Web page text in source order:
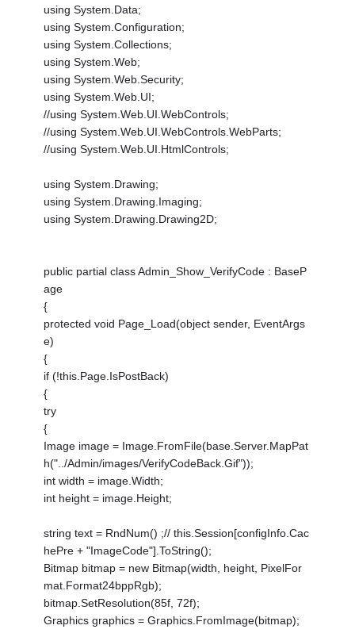
using System.Data;
using System.Configuration;
using System.Collections;
using System.Web;
using System.Web.Security;
using System.Web.UI;
//using System.Web.UI.WebControls;
//using System.Web.UI.WebControls.WebParts;
//using System.Web.UI.HtmlControls;
using System.Drawing;
using System.Drawing.Imaging;
using System.Drawing.Drawing2D;
public partial class Admin_Show_VerifyCode : BaseP
age
{
protected void Page_Load(object sender, EventArgs
e)
{
if (!this.Page.IsPostBack)
{
try
{
Image image = Image.FromFile(base.Server.MapPat
h("../Admin/images/VerifyCodeBack.Gif"));
int width = image.Width;
int height = image.Height;
string text = RndNum() ;// this.Session[configInfo.Cac
hePre + "ImageCode"].ToString();
Bitmap bitmap = new Bitmap(width, height, PixelFor
mat.Format24bppRgb);
bitmap.SetResolution(85f, 72f);
Graphics graphics = Graphics.FromImage(bitmap);